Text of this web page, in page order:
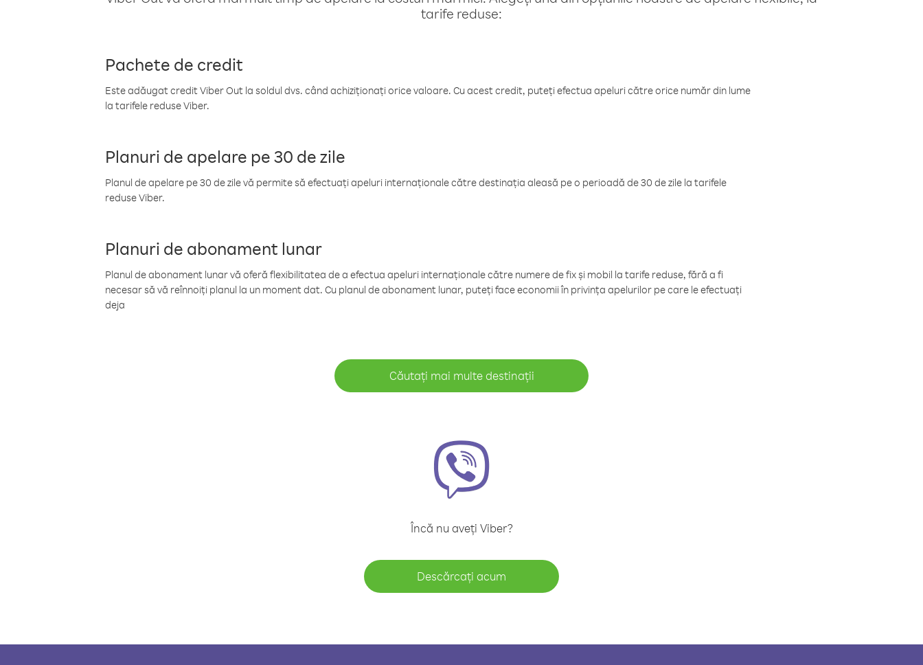
tarife reduse:
Pachete de credit
Este adăugat credit Viber Out la soldul dvs. când achiziționați orice valoare. Cu acest credit, puteți efectua apeluri către orice număr din lume
la tarifele reduse Viber.
Planuri de apelare pe 30 de zile
Planul de apelare pe 30 de zile vă permite să efectuați apeluri internaționale către destinația aleasă pe o perioadă de 30 de zile la tarifele
reduse Viber.
Planuri de abonament lunar
Planul de abonament lunar vă oferă flexibilitatea de a efectua apeluri internaționale către numere de fix și mobil la tarife reduse, fără a fi
necesar să vă reînnoiți planul la un moment dat. Cu planul de abonament lunar, puteți face economii în privința apelurilor pe care le efectuați
deja
Căutați mai multe destinații
Încă nu aveți Viber?
Descărcați acum